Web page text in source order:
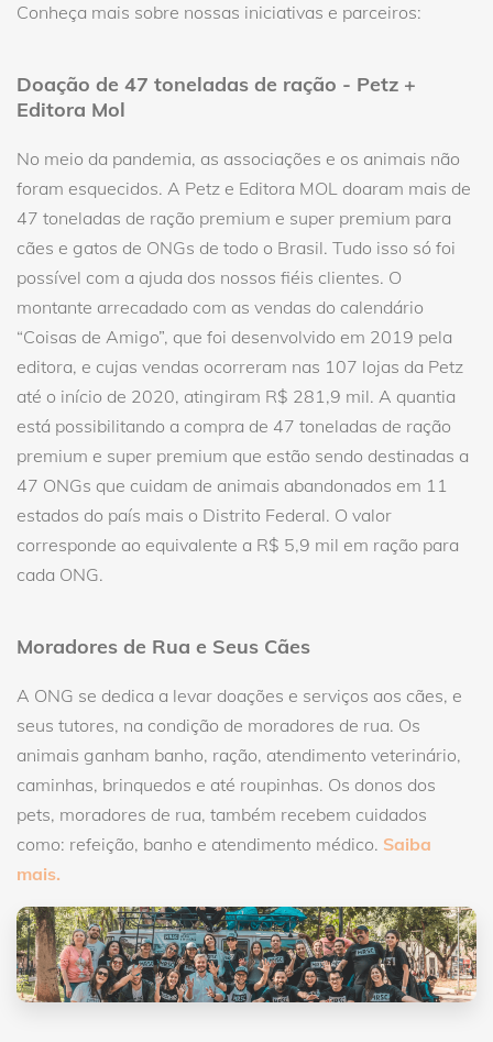
Conheça mais sobre nossas iniciativas e parceiros:
Doação de 47 toneladas de ração - Petz +
Editora Mol
No meio da pandemia, as associações e os animais não
foram esquecidos. A Petz e Editora MOL doaram mais de
47 toneladas de ração premium e super premium para
cães e gatos de ONGs de todo o Brasil. Tudo isso só foi
possível com a ajuda dos nossos fiéis clientes. O
montante arrecadado com as vendas do calendário
“Coisas de Amigo”, que foi desenvolvido em 2019 pela
editora, e cujas vendas ocorreram nas 107 lojas da Petz
até o início de 2020, atingiram R$ 281,9 mil. A quantia
está possibilitando a compra de 47 toneladas de ração
premium e super premium que estão sendo destinadas a
47 ONGs que cuidam de animais abandonados em 11
estados do país mais o Distrito Federal. O valor
corresponde ao equivalente a R$ 5,9 mil em ração para
cada ONG.
Moradores de Rua e Seus Cães
A ONG se dedica a levar doações e serviços aos cães, e
seus tutores, na condição de moradores de rua. Os
animais ganham banho, ração, atendimento veterinário,
caminhas, brinquedos e até roupinhas. Os donos dos
pets, moradores de rua, também recebem cuidados
como: refeição, banho e atendimento médico. Saiba
mais.